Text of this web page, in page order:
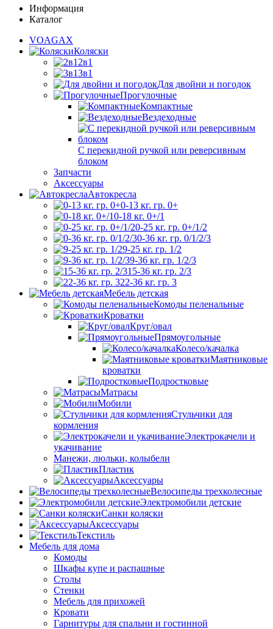
Информация
Каталог
VOAGAX
Коляски
2в1
3в1
Для двойни и погодок
Прогулочные
Компактные
Вездеходные
С перекидной ручкой или реверсивным
блоком
Запчасти
Аксессуары
Автокресла
0-13 кг. гр. 0+
0-18 кг. 0+/1
0-25 кг. гр. 0+/1/2
0-36 кг. гр. 0/1/2/3
9-25 кг. гр. 1/2
9-36 кг. гр. 1/2/3
15-36 кг. гр. 2/3
22-36 кг. гр. 3
Мебель детская
Комоды пеленальные
Кроватки
Круг/овал
Прямоугольные
Колесо/качалка
Маятниковые
кроватки
Подростковые
Матрасы
Мобили
Стульчики для
кормления
Электрокачели и
укачивание
Манежи, люльки, колыбели
Пластик
Аксессуары
Велосипеды трехколесные
Электромобили детские
Санки коляски
Аксессуары
Текстиль
Мебель для дома
Комоды
Шкафы купе и распашные
Столы
Стенки
Мебель для прихожей
Кровати
Гарнитуры для спальни и гостинной